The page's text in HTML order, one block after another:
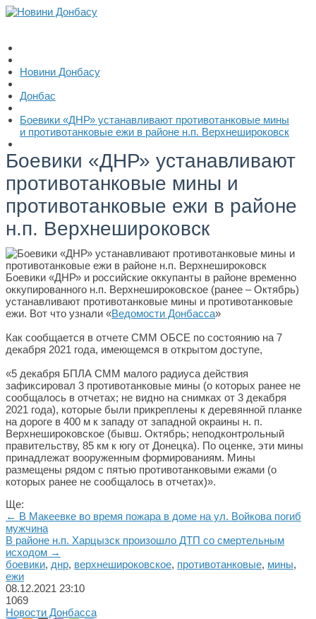
Новини Донбасу
Донбас
Боевики «ДНР» устанавливают противотанковые мины
и противотанковые ежи в районе н.п. Верхнешироковск
Боевики «ДНР» устанавливают
противотанковые мины и
противотанковые ежи в районе
н.п. Верхнешироковск
Боевики «ДНР» и российские оккупанты в районе временно
оккупированного н.п. Верхнешироковское (ранее – Октябрь)
устанавливают противотанковые мины и противотанковые
ежи. Вот что узнали «Ведомости Донбасса»
Как сообщается в отчете СММ ОБСЕ по состоянию на 7
декабря 2021 года, имеющемся в открытом доступе,
«5 декабря БПЛА СММ малого радиуса действия
зафиксировал 3 противотанковые мины (о которых ранее не
сообщалось в отчетах; не видно на снимках от 3 декабря
2021 года), которые были прикреплены к деревянной планке
на дороге в 400 м к западу от западной окраины н. п.
Верхнешироковское (бывш. Октябрь; неподконтрольный
правительству, 85 км к югу от Донецка). По оценке, эти мины
принадлежат вооруженным формированиям. Мины
размещены рядом с пятью противотанковыми ежами (о
которых ранее не сообщалось в отчетах)».
Ще:
← В Макеевке во время пожара в доме на ул. Войкова погиб
мужчина
В районе н.п. Харцызск произошло ДТП со смертельным
исходом →
боевики, днр, верхнешироковское, противотанковые, мины,
ежи
08.12.2021 23:10
1069
Новости Донбасса